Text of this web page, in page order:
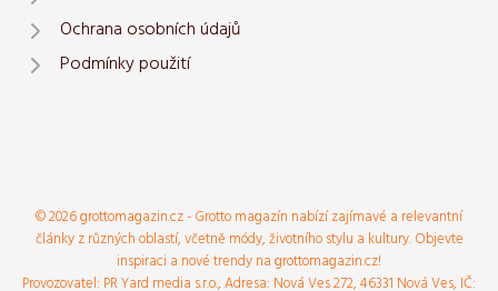
Ochrana osobních údajů
Podmínky použití
© 2026 grottomagazin.cz - Grotto magazín nabízí zajímavé a relevantní
články z různých oblastí, včetně módy, životního stylu a kultury. Objevte
inspiraci a nové trendy na grottomagazin.cz!
Provozovatel: PR Yard media s.r.o., Adresa: Nová Ves 272, 46331 Nová Ves, IČ: